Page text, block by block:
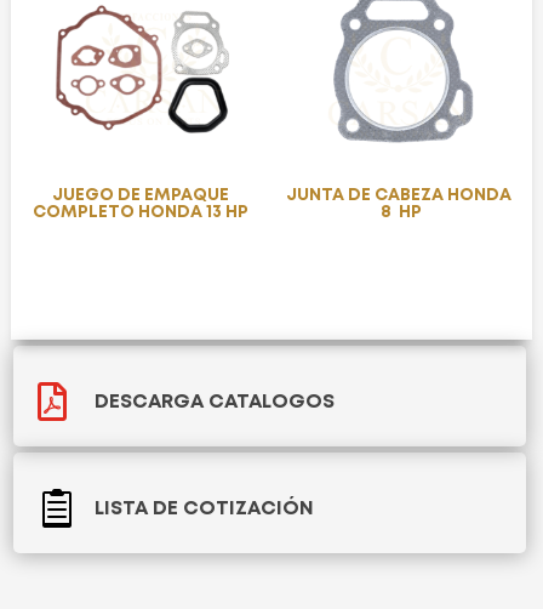
JUEGO DE EMPAQUE
COMPLETO HONDA 13 HP
JUNTA DE CABEZA HONDA
8 HP
 DESCARGA CATALOGOS
 LISTA DE COTIZACIÓN